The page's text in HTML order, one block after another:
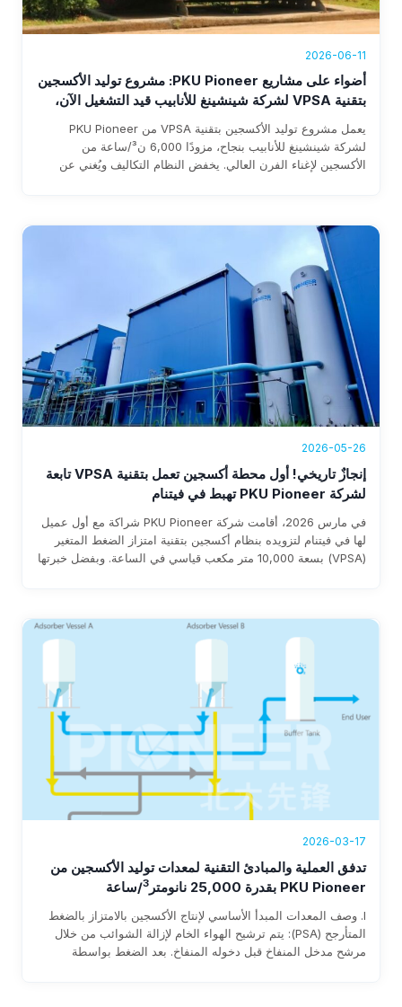
2026-06-11
أضواء على مشاريع PKU Pioneer: مشروع توليد الأكسجين
بتقنية VPSA لشركة شينشينغ للأنابيب قيد التشغيل الآن،
محققًا إيرادات سنوية تتجاوز 1.76 مليون دولار
يعمل مشروع توليد الأكسجين بتقنية VPSA من PKU Pioneer
لشركة شينشينغ للأنابيب بنجاح، مزودًا 6,000 ن³/ساعة من
الأكسجين لإغناء الفرن العالي. يخفض النظام التكاليف ويُغني عن
2026-05-26
إنجازٌ تاريخي! أول محطة أكسجين تعمل بتقنية VPSA تابعة
لشركة PKU Pioneer تهبط في فيتنام
في مارس 2026، أقامت شركة PKU Pioneer شراكة مع أول عميل
لها في فيتنام لتزويده بنظام أكسجين بتقنية امتزاز الضغط المتغير
(VPSA) بسعة 10,000 متر مكعب قياسي في الساعة. وبفضل خبرتها
2026-03-17
تدفق العملية والمبادئ التقنية لمعدات توليد الأكسجين من
PKU Pioneer بقدرة 25,000 نانومتر
3/ساعة
I. وصف المعدات المبدأ الأساسي لإنتاج الأكسجين بالامتزاز بالضغط
المتأرجح (PSA): يتم ترشيح الهواء الخام لإزالة الشوائب من خلال
مرشح مدخل المنفاخ قبل دخوله المنفاخ. بعد الضغط بواسطة